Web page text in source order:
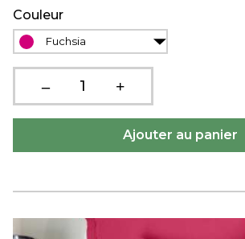
Couleur
Fuchsia